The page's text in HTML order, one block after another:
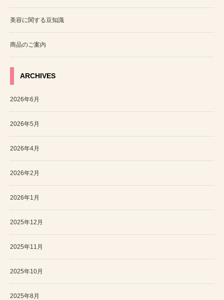
美容に関する豆知識
商品のご案内
ARCHIVES
2026年6月
2026年5月
2026年4月
2026年2月
2026年1月
2025年12月
2025年11月
2025年10月
2025年8月